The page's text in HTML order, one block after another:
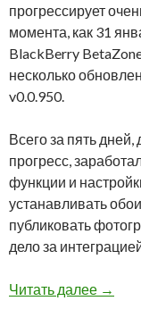
прогрессирует
момента, как 31
BlackBerry
несколько
v0.0.950.
Всего за пять дней,
прогресс,
функции и
устанавливать
публиковать
дело за
Читать далее →